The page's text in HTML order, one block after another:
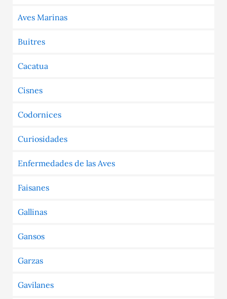
Aves Marinas
Buitres
Cacatua
Cisnes
Codornices
Curiosidades
Enfermedades de las Aves
Faisanes
Gallinas
Gansos
Garzas
Gavilanes